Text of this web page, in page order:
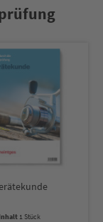
Inhalt 1 Stück